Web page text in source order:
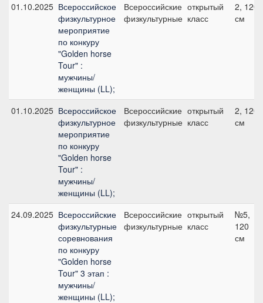
01.10.2025 Всероссийское
физкультурное
мероприятие
по конкуру
"Golden horse
Tour" :
мужчины/
женщины (LL);
Всероссийские
физкультурные
открытый
класс
2, 120
см
01.10.2025 Всероссийское
физкультурное
мероприятие
по конкуру
"Golden horse
Tour" :
мужчины/
женщины (LL);
Всероссийские
физкультурные
открытый
класс
2, 120
см
24.09.2025 Всероссийские
физкультурные
соревнования
по конкуру
"Golden horse
Tour" 3 этап :
мужчины/
женщины (LL);
Всероссийские
физкультурные
открытый
класс
№5,
120
см